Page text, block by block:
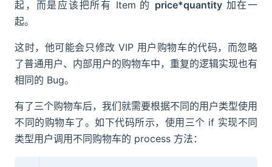
起，而是应该把所有 Item 的 price*quantity加在一
起。
这时，他可能会只修改 VIP 用户购物车的代码，而忽略
了普通用户、内部用户的购物车中，重复的逻辑实现也有
相同的 Bug。
有了三个购物车后，我们就需要根据不同的用户类型使用
不同的购物车了。如下代码所示，使用三个 if 实现不同
类型用户调用不同购物车的 process 方法：